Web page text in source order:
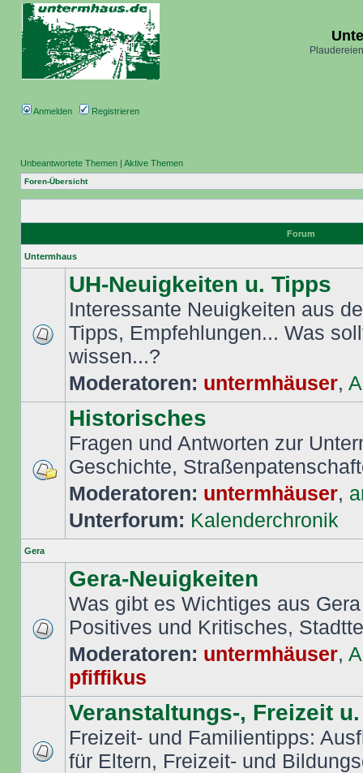
Anmelden Registrieren
Unbeantwortete Themen | Aktive Themen
Foren-Übersicht
Forum
Untermhaus
UH-Neuigkeiten u. Tipps
Interessante Neuigkeiten aus
Tipps, Empfehlungen... Was
wissen...?
Moderatoren: untermhäuser,
Historisches
Fragen und Antworten zur
Geschichte,
Moderatoren: untermhäuser,
Unterforum: Kalenderchronik
Gera
Gera-Neuigkeiten
Was gibt es Wichtiges aus
Positives und Kritisches,
Moderatoren: untermhäuser,
pfiffikus
Veranstaltungs-, Freizeit
Freizeit- und Familientipps:
für Eltern, Freizeit- und